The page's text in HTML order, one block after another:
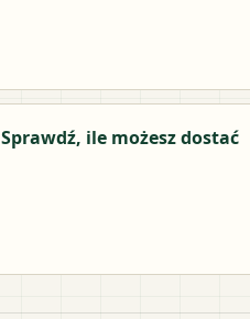
Sprawdź, ile możesz dostać